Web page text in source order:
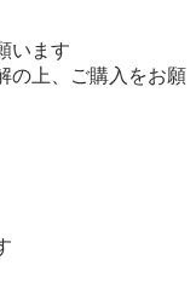
います
の上、ご購入をお願